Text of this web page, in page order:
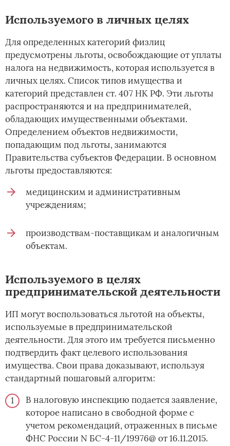
Используемого в личных целях
Для определенных категорий физлиц
предусмотрены льготы, освобождающие от уплаты
налога на недвижимость, которая используется в
личных целях. Список типов имущества и
категорий представлен ст. 407 НК РФ. Эти льготы
распространяются и на предпринимателей,
обладающих имущественными объектами.
Определением объектов недвижимости,
попадающим под льготы, занимаются
Правительства субъектов Федерации. В основном
льготы предоставляются:
медицинским и административным
учреждениям;
производствам-поставщикам и аналогичным
объектам.
Используемого в целях
предпринимательской деятельности
ИП могут воспользоваться льготой на объекты,
используемые в предпринимательской
деятельности. Для этого им требуется письменно
подтвердить факт целевого использования
имущества. Свои права доказывают, используя
стандартный пошаговый алгоритм:
В налоговую инспекцию подается заявление,
которое написано в свободной форме с
учетом рекомендаций, отраженных в письме
ФНС России N БС-4-11/19976@ от 16.11.2015.